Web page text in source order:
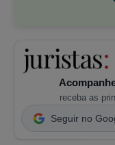
receba as
Seguir no